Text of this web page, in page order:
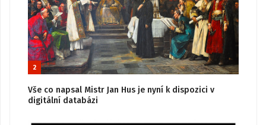
2
Vše co napsal Mistr Jan Hus je nyní k dispozici v
digitální databázi